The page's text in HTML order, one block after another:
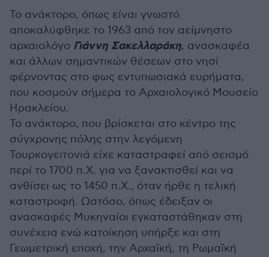
Το ανάκτορο, όπως είναι γνωστό
αποκαλύφθηκε το 1963 από τον αείμνηστο
αρχαιολόγο Γιάννη Σακελλαράκη, ανασκαφέα
και άλλων σημαντικών θέσεων στο νησί
φέρνοντας στο φως εντυπωσιακά ευρήματα,
που κοσμούν σήμερα το Αρχαιολογικό Μουσείο
Ηρακλείου.
Το ανάκτορο, που βρίσκεται στο κέντρο της
σύγχρονης πόλης στην λεγόμενη
Τουρκογειτονιά είχε καταστραφεί από σεισμό
περί το 1700 π.Χ. για να ξανακτισθεί και να
ανθίσει ως το 1450 π.Χ., όταν ήρθε η τελική
καταστροφή. Ωστόσο, όπως έδειξαν οι
ανασκαφές Μυκηναίοι εγκαταστάθηκαν στη
συνέχεια ενώ κατοίκηση υπήρξε και στη
Γεωμετρική εποχή, την Αρχαϊκή, τη Ρωμαϊκή